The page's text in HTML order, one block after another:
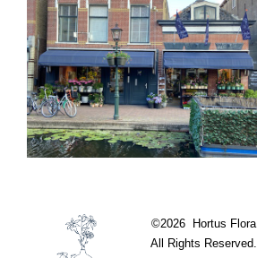
©2026 Hortus Flora
All Rights Reserved.